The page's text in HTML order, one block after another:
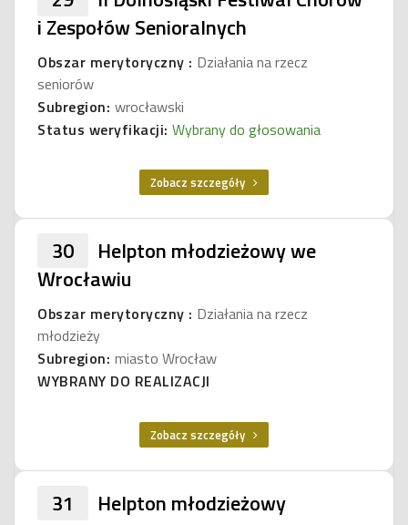
i Zespołów Senioralnych
Obszar merytoryczny : Działania na rzecz
seniorów
Subregion: wrocławski
Status weryfikacji: Wybrany do głosowania
Zobacz szczegóły
30
Helpton młodzieżowy we
Wrocławiu
Obszar merytoryczny : Działania na rzecz
młodzieży
Subregion: miasto Wrocław
WYBRANY DO REALIZACJI
Zobacz szczegóły
31 Helpton młodzieżowy